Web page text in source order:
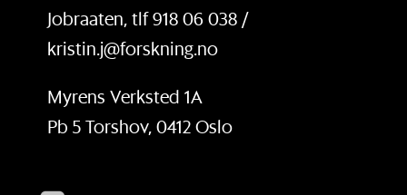
Jobraaten, tlf 918 06 038 /
kristin.j@forskning.no
Myrens Verksted 1A
Pb 5 Torshov, 0412 Oslo